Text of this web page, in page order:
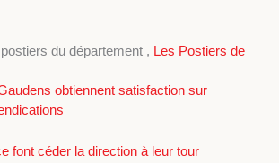
du département , Les Postiers de
obtiennent satisfaction sur
font céder la direction à leur tour